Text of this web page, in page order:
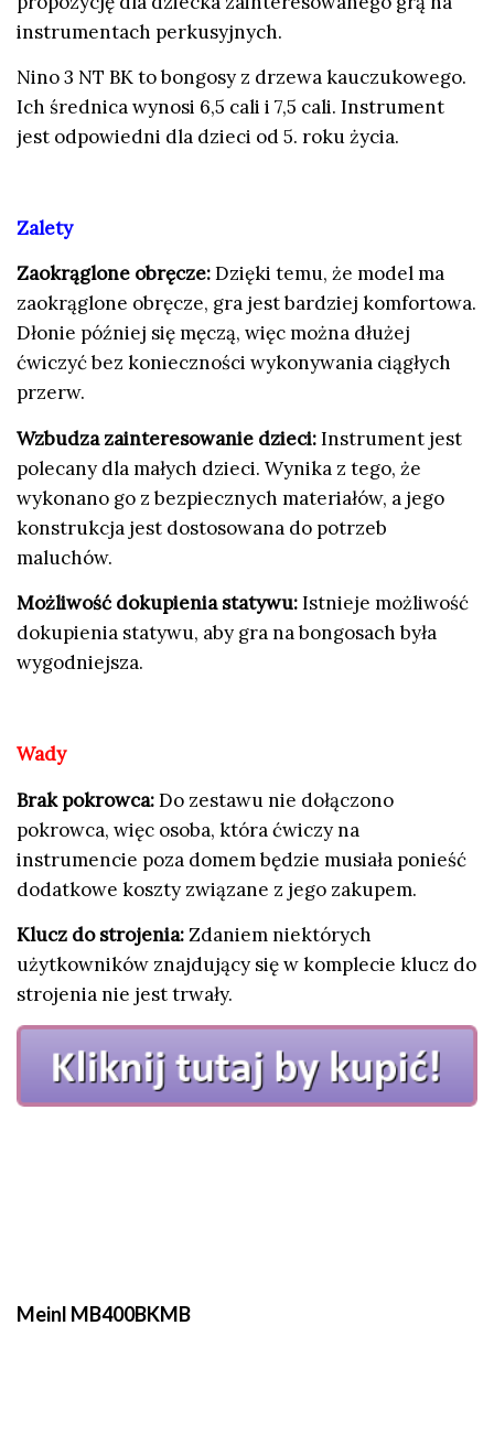
instrumentach perkusyjnych.
Nino 3 NT BK to bongosy z drzewa kauczukowego.
Ich średnica wynosi 6,5 cali i 7,5 cali. Instrument
jest odpowiedni dla dzieci od 5. roku życia.
Zalety
Zaokrąglone obręcze:Dzięki temu, że model ma
zaokrąglone obręcze, gra jest bardziej komfortowa.
Dłonie później się męczą, więc można dłużej
ćwiczyć bez konieczności wykonywania ciągłych
przerw.
Wzbudza zainteresowanie dzieci:Instrument jest
polecany dla małych dzieci. Wynika z tego, że
wykonano go z bezpiecznych materiałów, a jego
konstrukcja jest dostosowana do potrzeb
maluchów.
Możliwość dokupienia statywu:Istnieje możliwość
dokupienia statywu, aby gra na bongosach była
wygodniejsza.
Wady
Brak pokrowca:Do zestawu nie dołączono
pokrowca, więc osoba, która ćwiczy na
instrumencie poza domem będzie musiała ponieść
dodatkowe koszty związane z jego zakupem.
Klucz do strojenia:Zdaniem niektórych
użytkowników znajdujący się w komplecie klucz do
strojenia nie jest trwały.
Meinl MB400BKMB